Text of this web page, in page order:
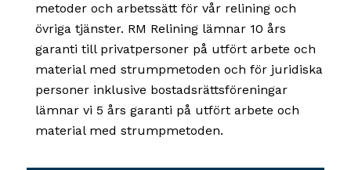
metoder och arbetssätt för vår relining och
övriga tjänster. RM Relining lämnar 10 års
garanti till privatpersoner på utfört arbete och
material med strumpmetoden och för juridiska
personer inklusive bostadsrättsföreningar
lämnar vi 5 års garanti på utfört arbete och
material med strumpmetoden.